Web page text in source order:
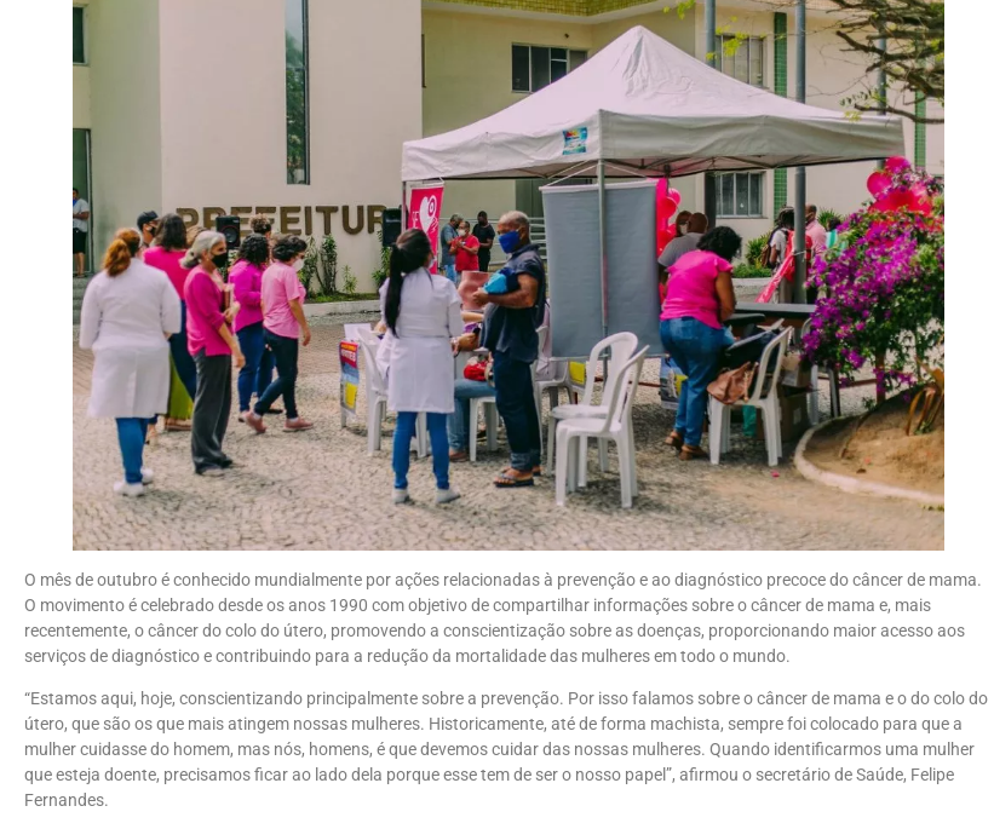
O mês de outubro é conhecido mundialmente por ações relacionadas à prevenção e ao diagnóstico precoce do câncer de mama.
O movimento é celebrado desde os anos 1990 com objetivo de compartilhar informações sobre o câncer de mama e, mais
recentemente, o câncer do colo do útero, promovendo a conscientização sobre as doenças, proporcionando maior acesso aos
serviços de diagnóstico e contribuindo para a redução da mortalidade das mulheres em todo o mundo.
“Estamos aqui, hoje, conscientizando principalmente sobre a prevenção. Por isso falamos sobre o câncer de mama e o do colo do
útero, que são os que mais atingem nossas mulheres. Historicamente, até de forma machista, sempre foi colocado para que a
mulher cuidasse do homem, mas nós, homens, é que devemos cuidar das nossas mulheres. Quando identificarmos uma mulher
que esteja doente, precisamos ficar ao lado dela porque esse tem de ser o nosso papel”, afirmou o secretário de Saúde, Felipe
Fernandes.